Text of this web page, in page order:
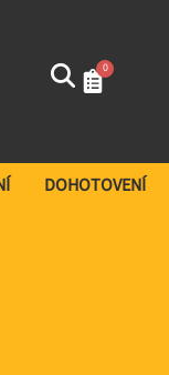
0
DOHOTOVENÍ